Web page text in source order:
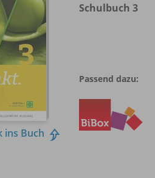
ins Buch
Schulbuch 3
Passend dazu: